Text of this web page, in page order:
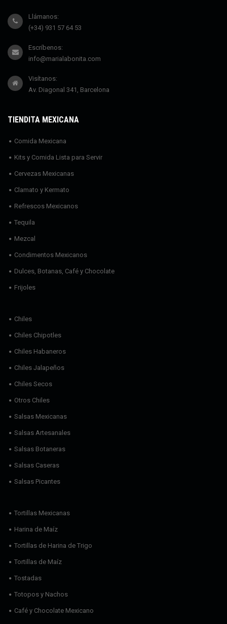
Llámanos:
(+34) 931 57 64 53
Escríbenos:
info@marialabonita.com
Visítanos:
Av. Diagonal 341, Barcelona
TIENDITA MEXICANA
Comida Mexicana
Kits y Comida Lista para Servir
Cervezas Mexicanas
Clamato y Kermato
Refrescos Mexicanos
Tequila
Mezcal
Condimentos Mexicanos
Dulces, Botanas, Café y Chocolate
Frijoles
Chiles
Chiles Chipotles
Chiles Habaneros
Chiles Jalapeños
Chiles Secos
Otros Chiles
Salsas Mexicanas
Salsas Artesanales
Salsas Botaneras
Salsas Caseras
Salsas Picantes
Tortillas Mexicanas
Harina de Maíz
Tortillas de Harina de Trigo
Tortillas de Maíz
Tostadas
Totopos y Nachos
Café y Chocolate Mexicano